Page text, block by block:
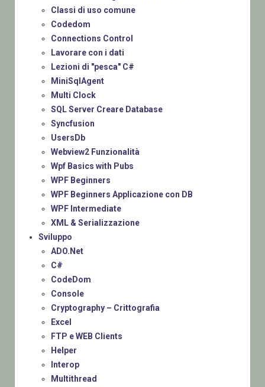
Classi di uso comune
Codedom
Connections Control
Lavorare con i dati
Lezioni di "pesca" C#
MiniSqlAgent
Multi Clock
SQL Server Creare Database
Syncfusion
UsersDb
Webview2 Funzionalità
Wpf Basics with Pubs
WPF Beginners
WPF Beginners Applicazione con DB
WPF Intermediate
XML & Serializzazione
Sviluppo
ADO.Net
C#
CodeDom
Console
Cryptography – Crittografia
Excel
FTP e WEB Clients
Helper
Interop
Multithread